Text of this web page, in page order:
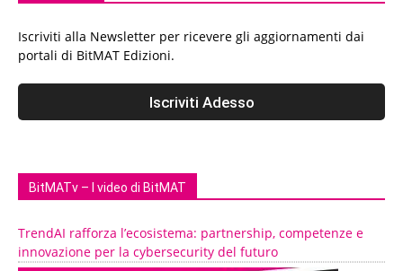
Iscriviti alla Newsletter per ricevere gli aggiornamenti dai
portali di BitMAT Edizioni.
BitMATv – I video di BitMAT
TrendAI rafforza l’ecosistema: partnership, competenze e
innovazione per la cybersecurity del futuro